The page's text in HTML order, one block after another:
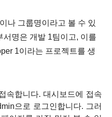
나 그룹명이라고 볼 수 있
서명은 개발 1팀이고, 이를
1이라는 프로젝트를 생
속합니다. 대시보드에 접속
으로 로그인합니다. 그러